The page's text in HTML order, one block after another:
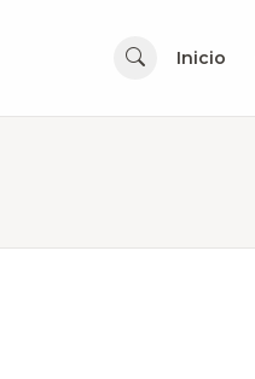
Inicio